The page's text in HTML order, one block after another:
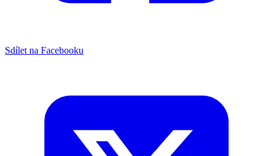
Sdílet na Facebooku